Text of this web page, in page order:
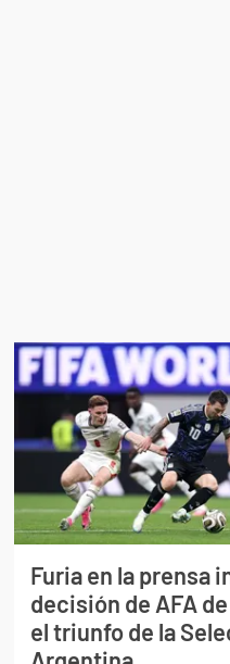
Furia en la prensa
decisión de AFA
el triunfo de la